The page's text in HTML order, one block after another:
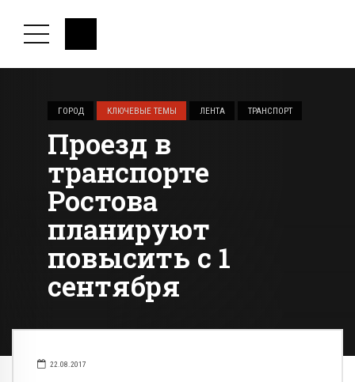
ГОРОД КЛЮЧЕВЫЕ ТЕМЫ ЛЕНТА ТРАНСПОРТ
Проезд в
транспорте
Ростова
планируют
повысить с 1
сентября
22.08.2017